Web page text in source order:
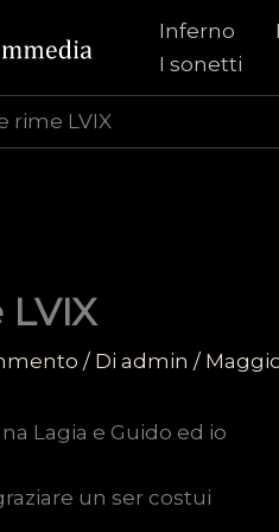
Inferno
I sonetti
rime LVIX
/ Di admin /
Lagia e Guido ed io
un ser costui